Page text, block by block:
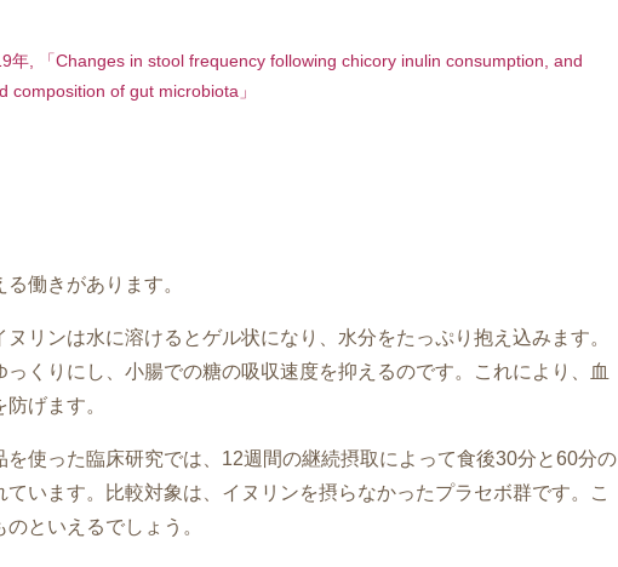
年, 「Changes in stool frequency following chicory inulin consumption, and
of gut microbiota」
働きがあります。
リンは水に溶けるとゲル状になり、水分をたっぷり抱え込みます。
くりにし、小腸での糖の吸収速度を抑えるのです。これにより、血
げます。
使った臨床研究では、12週間の継続摂取によって食後30分と60分の
います。比較対象は、イヌリンを摂らなかったプラセボ群です。こ
といえるでしょう。